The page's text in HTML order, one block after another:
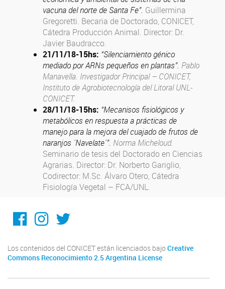
vacuna del norte de Santa Fe”. Guillermina
Gregoretti. Becaria de Doctorado, CONICET,
Cátedra Producción Animal. Director: Dr.
Javier Baudracco.
21/11/18-15hs: “Silenciamiento génico
mediado por ARNs pequeños en plantas”. Pablo
Manavella. Investigador Principal – CONICET,
Instituto de Agrobiotecnología del Litoral UNL-
CONICET.
28/11/18-15hs: “Mecanisos fisiológicos y
metabólicos en respuesta a prácticas de
manejo para la mejora del cuajado de frutos de
naranjos ´Navelate´”. Norma Micheloud.
Seminario de tesis del Doctorado en Ciencias
Agrarias. Director: Dr. Norberto Gariglio,
Codirector: M.Sc. Álvaro Otero, Cátedra
Fisiología Vegetal – FCA/UNL.
@ICiAgroLitoral
@iciagro_litoral
@ICIAGRO_LITORAL
Los contenidos del CONICET están licenciados bajo Creative
Commons Reconocimiento 2.5 Argentina License